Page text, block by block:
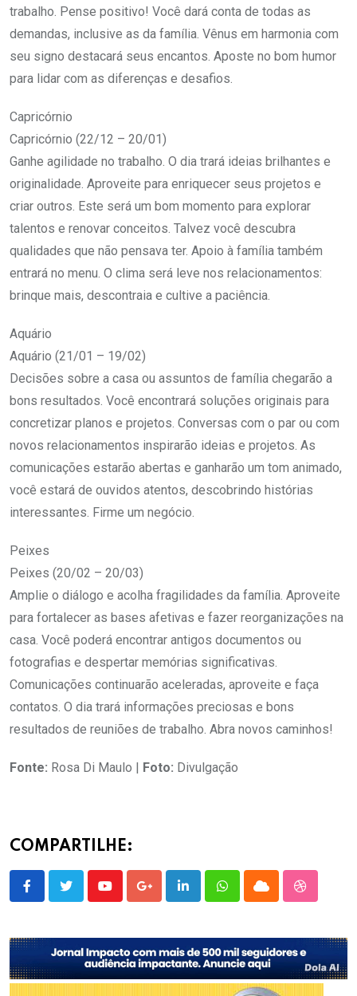
trabalho. Pense positivo! Você dará conta de todas as
demandas, inclusive as da família. Vênus em harmonia com
seu signo destacará seus encantos. Aposte no bom humor
para lidar com as diferenças e desafios.
Capricórnio
Capricórnio (22/12 – 20/01)
Ganhe agilidade no trabalho. O dia trará ideias brilhantes e
originalidade. Aproveite para enriquecer seus projetos e
criar outros. Este será um bom momento para explorar
talentos e renovar conceitos. Talvez você descubra
qualidades que não pensava ter. Apoio à família também
entrará no menu. O clima será leve nos relacionamentos:
brinque mais, descontraia e cultive a paciência.
Aquário
Aquário (21/01 – 19/02)
Decisões sobre a casa ou assuntos de família chegarão a
bons resultados. Você encontrará soluções originais para
concretizar planos e projetos. Conversas com o par ou com
novos relacionamentos inspirarão ideias e projetos. As
comunicações estarão abertas e ganharão um tom animado,
você estará de ouvidos atentos, descobrindo histórias
interessantes. Firme um negócio.
Peixes
Peixes (20/02 – 20/03)
Amplie o diálogo e acolha fragilidades da família. Aproveite
para fortalecer as bases afetivas e fazer reorganizações na
casa. Você poderá encontrar antigos documentos ou
fotografias e despertar memórias significativas.
Comunicações continuarão aceleradas, aproveite e faça
contatos. O dia trará informações preciosas e bons
resultados de reuniões de trabalho. Abra novos caminhos!
Fonte: Rosa Di Maulo | Foto: Divulgação
COMPARTILHE:
YoutubeGoogle+LinkedInWhatsappCloud